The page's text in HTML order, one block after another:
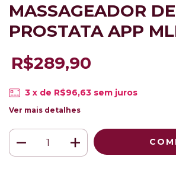
MASSAGEADOR DE
PROSTATA APP
R$289,90
3 x de R$96,63 sem juros
Ver mais detalhes